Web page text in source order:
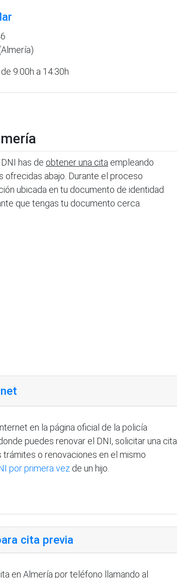
9:00h a 14:30h
has de obtener una cita empleando
ofrecidas abajo. Durante el proceso
ubicada en tu documento de identidad
que tengas tu documento cerca.
en la página oficial de la policía
puedes renovar el DNI, solicitar una cita
o renovaciones en el mismo
por primera vez de un hijo.
cita previa
en Almería por teléfono llamando al